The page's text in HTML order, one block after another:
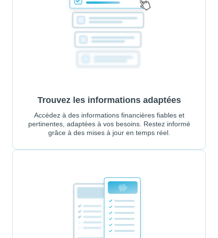
Trouvez les informations adaptées
Accédez à des informations financières fiables et
pertinentes, adaptées à vos besoins. Restez informé
grâce à des mises à jour en temps réel.